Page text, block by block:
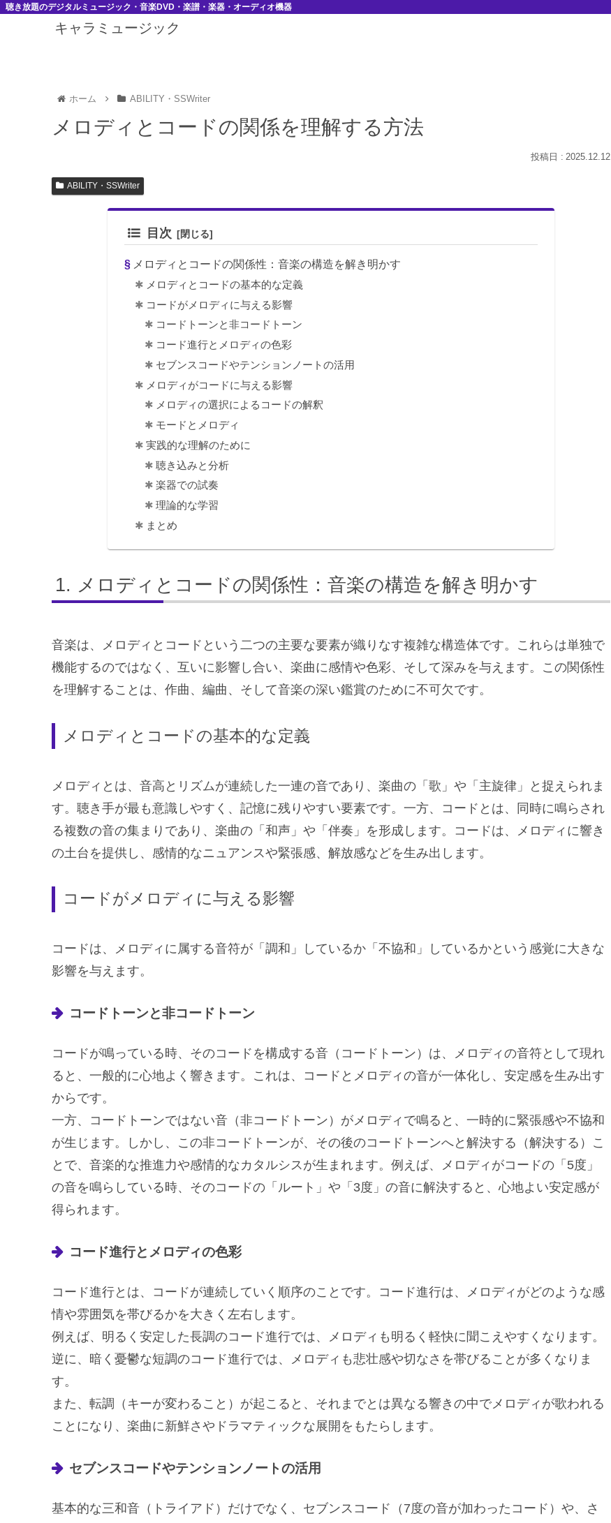
聴き放題のデジタルミュージック・音楽DVD・楽譜・楽器・オーディオ機器
キャラミュージック
ホーム ABILITY・SSWriter
メロディとコードの関係を理解する方法
2025.12.12
ABILITY・SSWriter
目次
メロディとコードの関係性：音楽の構造を解き明かす
メロディとコードの基本的な定義
コードがメロディに与える影響
コードトーンと非コードトーン
コード進行とメロディの色彩
セブンスコードやテンションノートの活用
メロディがコードに与える影響
メロディの選択によるコードの解釈
モードとメロディ
実践的な理解のために
聴き込みと分析
楽器での試奏
理論的な学習
まとめ
メロディとコードの関係性：音楽の構造を解き明かす
音楽は、メロディとコードという二つの主要な要素が織りなす複雑な構造体です。これらは単独で
機能するのではなく、互いに影響し合い、楽曲に感情や色彩、そして深みを与えます。この関係性
を理解することは、作曲、編曲、そして音楽の深い鑑賞のために不可欠です。
メロディとコードの基本的な定義
メロディとは、音高とリズムが連続した一連の音であり、楽曲の「歌」や「主旋律」と捉えられま
す。聴き手が最も意識しやすく、記憶に残りやすい要素です。一方、コードとは、同時に鳴らされ
る複数の音の集まりであり、楽曲の「和声」や「伴奏」を形成します。コードは、メロディに響き
の土台を提供し、感情的なニュアンスや緊張感、解放感などを生み出します。
コードがメロディに与える影響
コードは、メロディに属する音符が「調和」しているか「不協和」しているかという感覚に大きな
影響を与えます。
コードトーンと非コードトーン
コードが鳴っている時、そのコードを構成する音（コードトーン）は、メロディの音符として現れ
ると、一般的に心地よく響きます。これは、コードとメロディの音が一体化し、安定感を生み出す
からです。
一方、コードトーンではない音（非コードトーン）がメロディで鳴ると、一時的に緊張感や不協和
が生じます。しかし、この非コードトーンが、その後のコードトーンへと解決する（解決する）こ
とで、音楽的な推進力や感情的なカタルシスが生まれます。例えば、メロディがコードの「5度」
の音を鳴らしている時、そのコードの「ルート」や「3度」の音に解決すると、心地よい安定感が
得られます。
コード進行とメロディの色彩
コード進行とは、コードが連続していく順序のことです。コード進行は、メロディがどのような感
情や雰囲気を帯びるかを大きく左右します。
例えば、明るく安定した長調のコード進行では、メロディも明るく軽快に聞こえやすくなります。
逆に、暗く憂鬱な短調のコード進行では、メロディも悲壮感や切なさを帯びることが多くなりま
す。
また、転調（キーが変わること）が起こると、それまでとは異なる響きの中でメロディが歌われる
ことになり、楽曲に新鮮さやドラマティックな展開をもたらします。
セブンスコードやテンションノートの活用
基本的な三和音（トライアド）だけでなく、セブンスコード（7度の音が加わったコード）や、さ